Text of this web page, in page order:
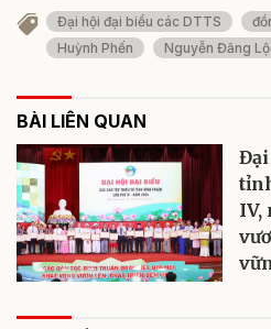
Đại hội đại biểu các DTTS
Huỳnh Phến
Nguyễn Đăng
BÀI LIÊN QUAN
Đại
IV,